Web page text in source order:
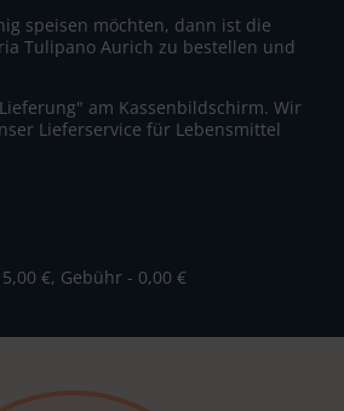
speisen möchten, dann ist die
Tulipano Aurich zu bestellen und
am Kassenbildschirm. Wir
Lieferservice für Lebensmittel
€, Gebühr - 0,00 €